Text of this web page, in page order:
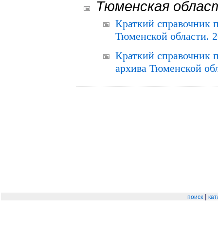
Тюменская
Краткий справочник
Тюменской области.
Краткий справочник
архива Тюменской
поиск